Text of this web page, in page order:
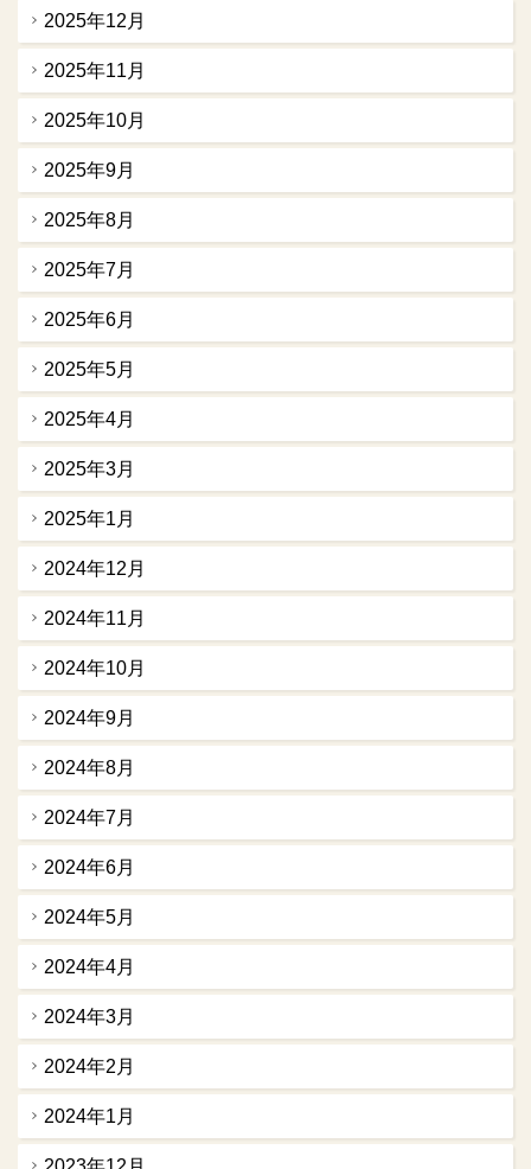
2025年12月
2025年11月
2025年10月
2025年9月
2025年8月
2025年7月
2025年6月
2025年5月
2025年4月
2025年3月
2025年1月
2024年12月
2024年11月
2024年10月
2024年9月
2024年8月
2024年7月
2024年6月
2024年5月
2024年4月
2024年3月
2024年2月
2024年1月